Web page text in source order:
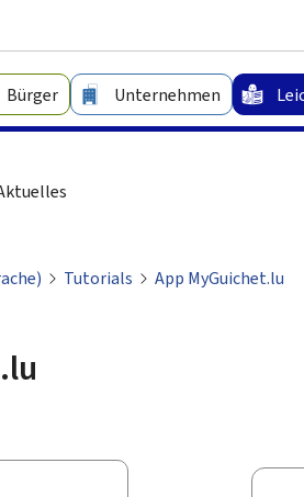
Bürger Unternehmen
Tutorials App MyGuichet.lu